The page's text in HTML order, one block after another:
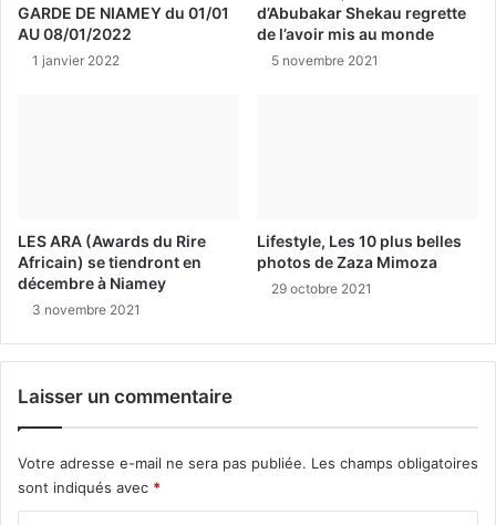
GARDE DE NIAMEY du 01/01
AU 08/01/2022
1 janvier 2022
d’Abubakar Shekau regrette
de l’avoir mis au monde
5 novembre 2021
LES ARA (Awards du Rire
Africain) se tiendront en
décembre à Niamey
3 novembre 2021
Lifestyle, Les 10 plus belles
photos de Zaza Mimoza
29 octobre 2021
Laisser un commentaire
Votre adresse e-mail ne sera pas publiée. Les champs obligatoires
sont indiqués avec *